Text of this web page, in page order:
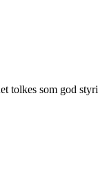
tolkes som god